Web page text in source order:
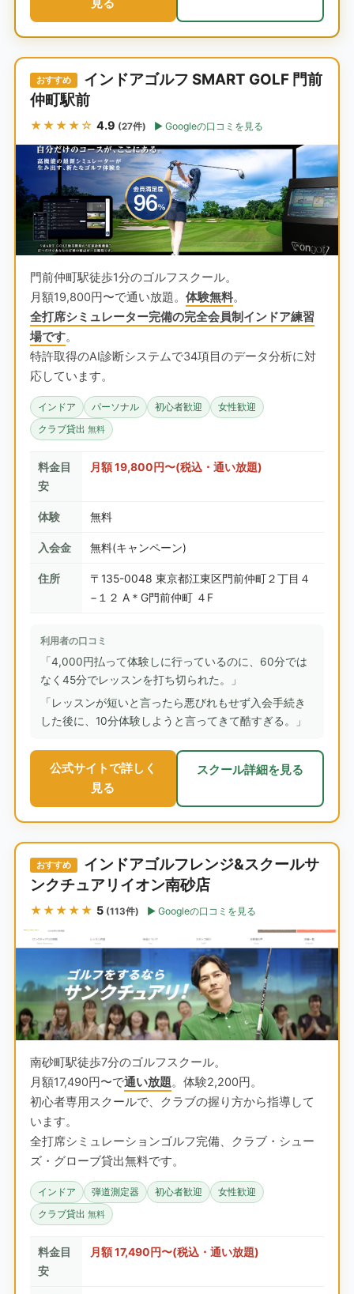
見る
おすすめ
インドアゴルフ SMART GOLF 門前
仲町駅前
★★★★☆ 4.9 (27件) Googleの口コミを見る
門前仲町駅徒歩1分のゴルフスクール。
月額19,800円〜で通い放題。 体験無料。
全打席シミュレーター完備の完全会員制インドア練習
場です。
特許取得のAI診断システムで34項目のデータ分析に対
応しています。
インドア パーソナル 初心者歓迎
女性歓迎
クラブ貸出 無料
料金目
安
月額 19,800円〜(税込・通い放題)
体験 無料
入会金 無料(キャンペーン)
住所
〒135-0048 東京都江東区門前仲町２丁目４
−１２ A＊G門前仲町 ４F
利用者の口コミ
「4,000円払って体験しに行っているのに、60分では
なく45分でレッスンを打ち切られた。」
「レッスンが短いと言ったら悪びれもせず入会手続き
した後に、10分体験しようと言ってきて酷すぎる。」
公式サイトで詳しく
見る
スクール詳細を見る
おすすめ
インドアゴルフレンジ&スクールサ
ンクチュアリイオン南砂店
★★★★★ 5 (113件) Googleの口コミを見る
南砂町駅徒歩7分のゴルフスクール。
月額17,490円〜で通い放題。体験2,200円。
初心者専用スクールで、クラブの握り方から指導して
います。
全打席シミュレーションゴルフ完備、クラブ・シュー
ズ・グローブ貸出無料です。
インドア 弾道測定器 初心者歓迎
女性歓迎
クラブ貸出 無料
料金目
安
月額 17,490円〜(税込・通い放題)